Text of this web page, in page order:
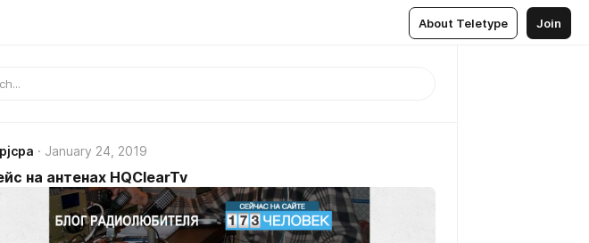
About Teletype Join
January 24, 2019
на антенах HQClearTv